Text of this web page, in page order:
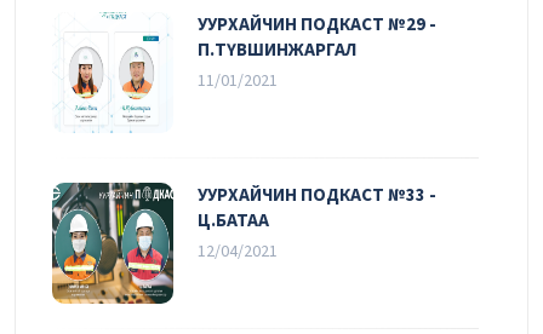
УУРХАЙЧИН ПОДКАСТ №29 -
П.ТҮВШИНЖАРГАЛ
11/01/2021
УУРХАЙЧИН ПОДКАСТ №33 -
Ц.БАТАА
12/04/2021